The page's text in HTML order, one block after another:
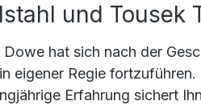
und Tousek
Dowe hat sich nach der
Regie fortzuführen.
Erfahrung sichert